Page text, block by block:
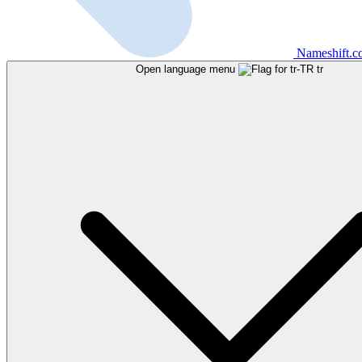
Open language menu tr